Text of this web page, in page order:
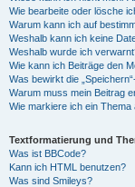
Wie bearbeite oder lösche
Warum kann ich auf
Weshalb kann ich keine
Weshalb wurde ich
Wie kann ich Beiträge den
Was bewirkt die
Warum muss mein Beitrag
Wie markiere ich ein Thema
Textformatierung und
Was ist BBCode?
Kann ich HTML benutzen?
Was sind Smileys?